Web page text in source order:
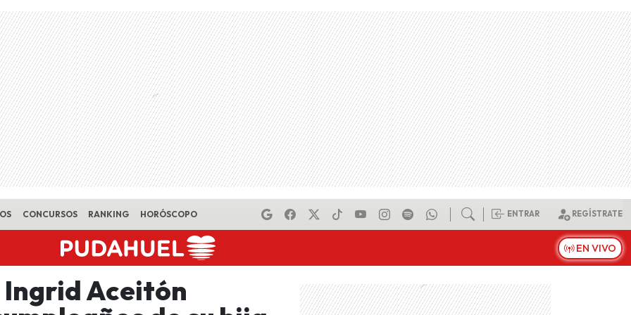
CONCURSOS RANKING HORÓSCOPO ENTRAR REGÍSTRATE
EN VIVO
Ingrid Aceitón